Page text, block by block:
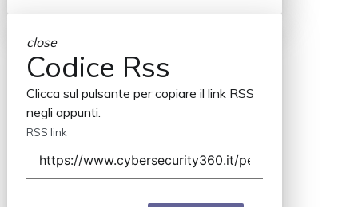
close
Codice Rss
Clicca sul pulsante per copiare il link RSS
negli appunti.
RSS link